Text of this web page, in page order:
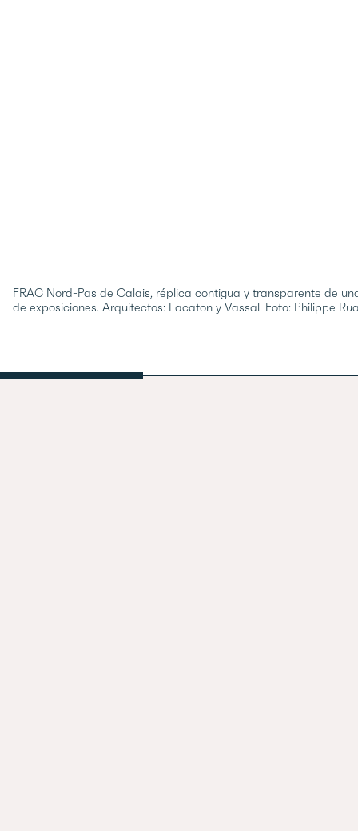
FRAC Nord-Pas de Calais, réplica contigua y transparente de
de exposiciones. Arquitectos: Lacaton y Vassal. Foto: Philippe